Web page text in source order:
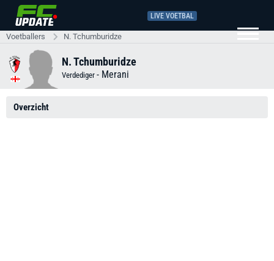
LIVE VOETBAL
Voetballers N. Tchumburidze
N. Tchumburidze
Verdediger - Merani
Overzicht